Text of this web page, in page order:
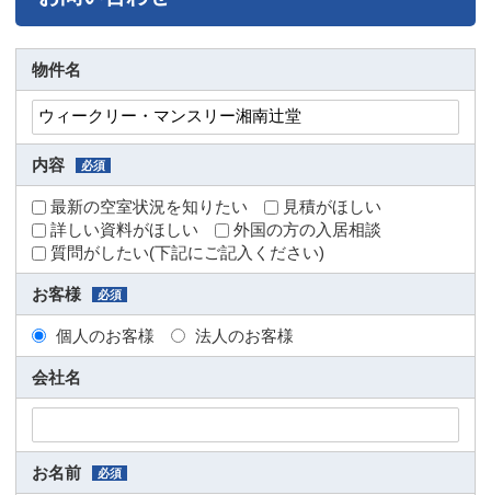
物件名
内容 必須
最新の空室状況を知りたい
見積がほしい
詳しい資料がほしい
外国の方の入居相談
質問がしたい(下記にご記入ください)
お客様 必須
個人のお客様 法人のお客様
会社名
お名前 必須